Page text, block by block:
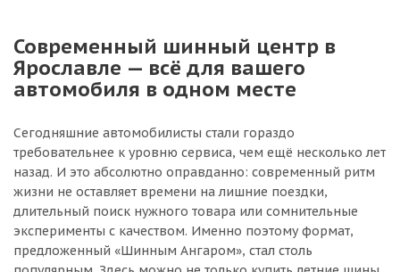
Современный шинный центр в
Ярославле — всё для вашего
автомобиля в одном месте
Сегодняшние автомобилисты стали гораздо
требовательнее к уровню сервиса, чем ещё несколько лет
назад. И это абсолютно оправданно: современный ритм
жизни не оставляет времени на лишние поездки,
длительный поиск нужного товара или сомнительные
эксперименты с качеством. Именно поэтому формат,
предложенный «Шинным Ангаром», стал столь